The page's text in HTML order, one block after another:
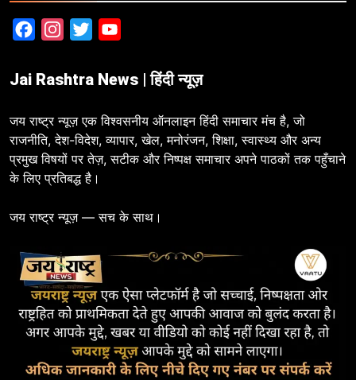
FacebookInstagram
Twitter
Jai Rashtra News | हिंदी न्यूज़
जय राष्ट्र न्यूज़ एक विश्वसनीय ऑनलाइन हिंदी समाचार मंच है, जो
राजनीति, देश-विदेश, व्यापार, खेल, मनोरंजन, शिक्षा, स्वास्थ्य और अन्य
प्रमुख विषयों पर तेज़, सटीक और निष्पक्ष समाचार अपने पाठकों तक पहुँचाने
के लिए प्रतिबद्ध है।
जय राष्ट्र न्यूज़ — सच के साथ।